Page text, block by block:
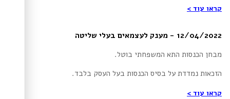
קראו עוד >
12/04/2022 - מענק לעצמאים בעלי שליטה
מבחן הכנסות התא המשפחתי בוטל.
הזכאות נמדדת על בסיס הכנסות בעל העסק בלבד.
קראו עוד >